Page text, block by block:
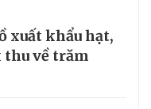
xuất khẩu hạt,
về trăm